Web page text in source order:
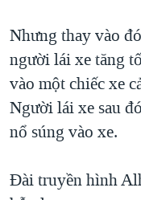
Nhưng thay vào
người lái xe tăng
vào một chiếc xe
Người lái xe sau
nổ súng vào xe.
Ðài truyền hình